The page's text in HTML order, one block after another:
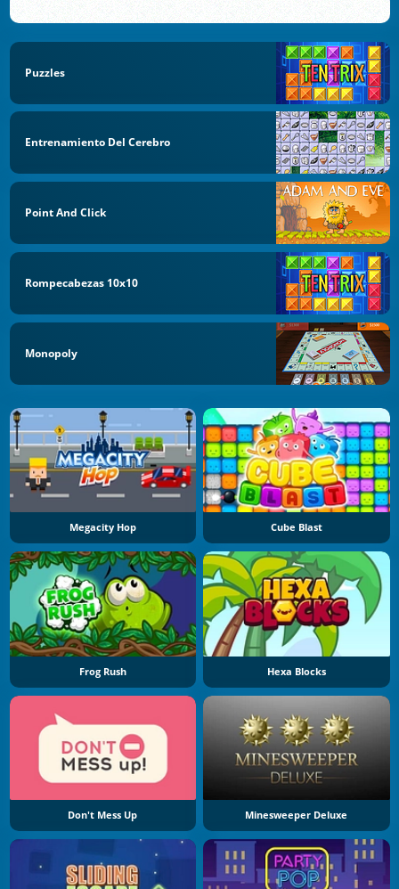
Puzzles
Entrenamiento Del Cerebro
Point And Click
Rompecabezas 10x10
Monopoly
Megacity Hop Cube Blast
Frog Rush Hexa Blocks
Don't Mess Up Minesweeper Deluxe